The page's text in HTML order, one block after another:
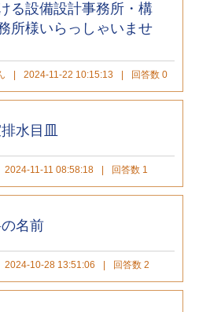
る設備設計事務所・構
所様いらっしゃいませ
| 2024-11-22 10:15:13 | 回答数 0
水目皿
2024-11-11 08:58:18 | 回答数 1
名前
2024-10-28 13:51:06 | 回答数 2